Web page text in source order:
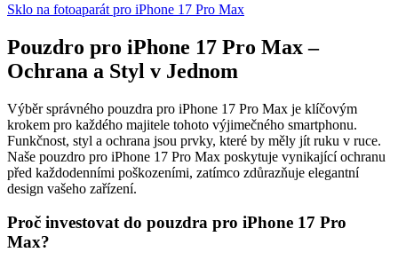
Sklo na fotoaparát pro iPhone 17 Pro Max
Pouzdro pro iPhone 17 Pro Max –
Ochrana a Styl v Jednom
Výběr správného pouzdra pro iPhone 17 Pro Max je klíčovým
krokem pro každého majitele tohoto výjimečného smartphonu.
Funkčnost, styl a ochrana jsou prvky, které by měly jít ruku v ruce.
Naše pouzdro pro iPhone 17 Pro Max poskytuje vynikající ochranu
před každodenními poškozeními, zatímco zdůrazňuje elegantní
design vašeho zařízení.
Proč investovat do pouzdra pro iPhone 17 Pro
Max?